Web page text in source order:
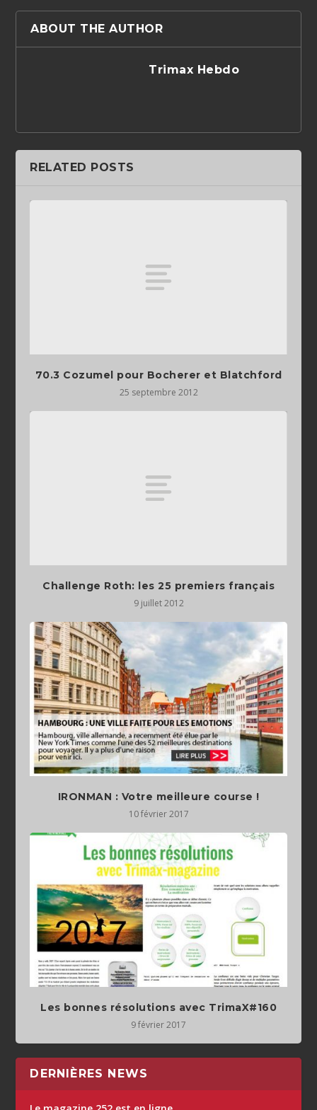
ABOUT THE AUTHOR
Trimax Hebdo
RELATED POSTS
70.3 Cozumel pour Bocherer et Blatchford
25 septembre 2012
Challenge Roth: les 25 premiers français
9 juillet 2012
IRONMAN : Votre meilleure course !
10 février 2017
Les bonnes résolutions avec TrimaX#160
9 février 2017
DERNIÈRES NEWS